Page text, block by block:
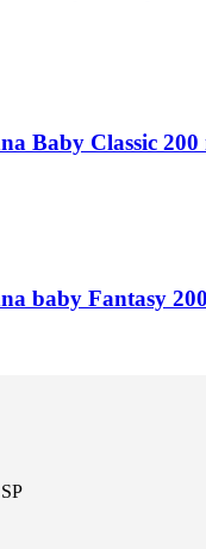
Baby Classic 200
baby Fantasy